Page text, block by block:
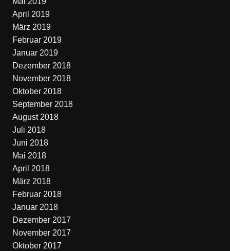
April 2019
März 2019
Februar 2019
Januar 2019
Dezember 2018
November 2018
Oktober 2018
September 2018
August 2018
Juli 2018
Juni 2018
Mai 2018
April 2018
März 2018
Februar 2018
Januar 2018
Dezember 2017
November 2017
Oktober 2017